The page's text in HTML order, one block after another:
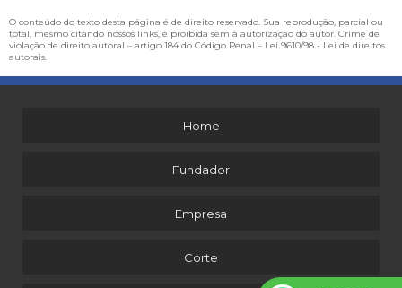
O conteúdo do texto desta página é de direito reservado. Sua reprodução, parcial ou
total, mesmo citando nossos links, é proibida sem a autorização do autor. Crime de
violação de direito autoral – artigo 184 do Código Penal – Lei 9610/98 - Lei de direitos
autorais.
Home
Fundador
Empresa
Corte